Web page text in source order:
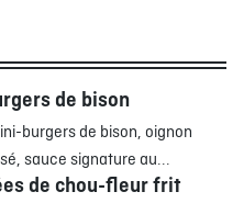
de bison
burgers de bison, oignon
sauce signature au...
de chou-fleur frit